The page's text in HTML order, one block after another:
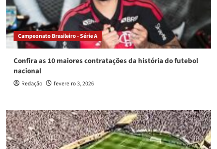
Campeonato Brasileiro - Série A
Confira as 10 maiores contratações da história do futebol
nacional
Redação fevereiro 3, 2026